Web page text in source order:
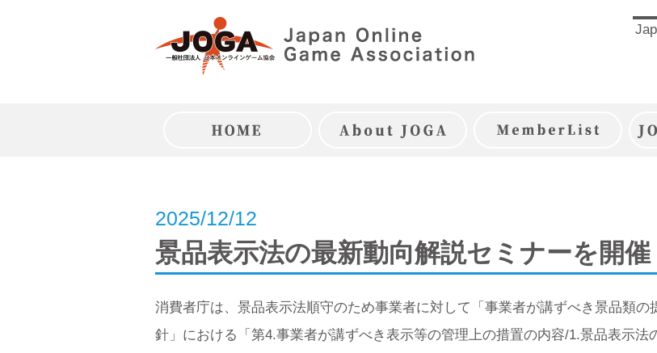
トップページ JOGAとは JOGA会員一覧
2025/12/12
景品表示法の最新動向解説セミナーを開催
消費者庁は、景品表示法順守のため事業者に対して「事業者が講ずべき景品類
針」における「第4.事業者が講ずべき表示等の管理上の措置の内容/1.景品表示